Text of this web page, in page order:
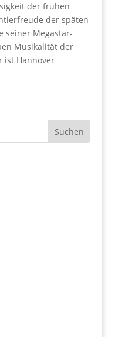
der frühen
der späten
seiner Megastar-
Musikalität der
ist Hannover